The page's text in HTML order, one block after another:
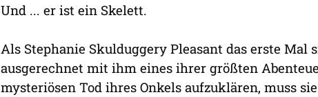
Und ... er ist ein Skelett.
Als Stephanie Skulduggery Pleasant das erste Mal
ausgerechnet mit ihm eines ihrer größten
mysteriösen Tod ihres Onkels aufzuklären, muss